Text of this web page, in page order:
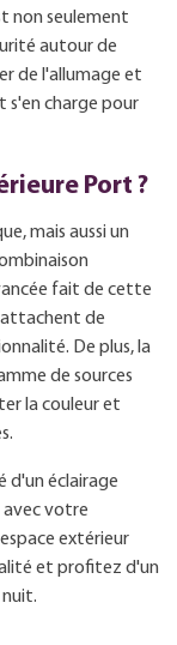
non seulement
autour de
de l'allumage et
s'en charge pour
Port ?
mais aussi un
fait de cette
attachent de
De plus, la
de sources
la couleur et
d'un éclairage
votre
extérieur
et profitez d'un